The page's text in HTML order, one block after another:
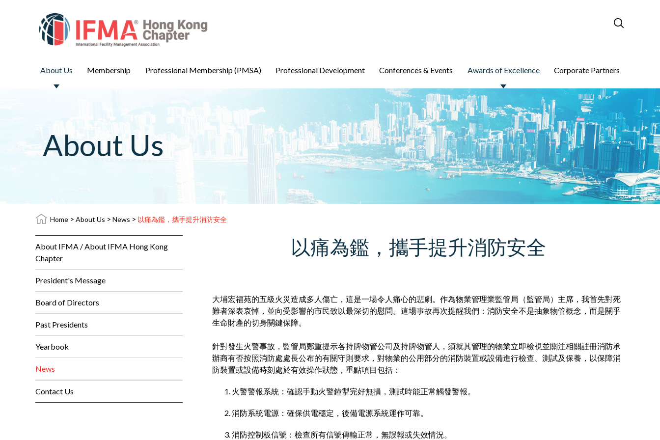
About Us Membership Professional Membership (PMSA) Professional Development Conferences & Events Awards of Excellence Corporate Partners
About Us
Home > About Us > News > 以痛為鑑，攜手提升消防安全
About IFMA / About IFMA Hong Kong
Chapter
President's Message
Board of Directors
Past Presidents
Yearbook
News
Contact Us
以痛為鑑，攜手提升消防安全
大埔宏福苑的五級火災造成多人傷亡，這是一場令人痛心的悲劇。作為物業管理業監管局（監管局）主席，我首先對死
難者深表哀悼，並向受影響的市民致以最深切的慰問。這場事故再次提醒我們：消防安全不是抽象物管概念，而是關乎
生命財產的切身關鍵保障。
針對發生火警事故，監管局鄭重提示各持牌物管公司及持牌物管人，須就其管理的物業立即檢視並關注相關註冊消防承
辦商有否按照消防處處長公布的有關守則要求，對物業的公用部分的消防裝置或設備進行檢查、測試及保養，以保障消
防裝置或設備時刻處於有效操作狀態，重點項目包括：
火警警報系統：確認手動火警鐘掣完好無損，測試時能正常觸發警報。
消防系統電源：確保供電穩定，後備電源系統運作可靠。
消防控制板信號：檢查所有信號傳輸正常，無誤報或失效情況。